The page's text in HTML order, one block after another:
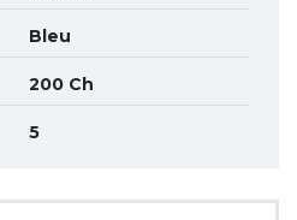
Bleu
200 Ch
5